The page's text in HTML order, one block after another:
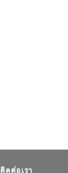
ติดต่อเรา